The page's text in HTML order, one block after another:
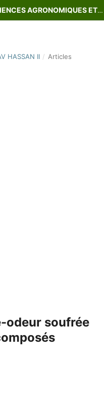
REVUE MAROCAINE DES SCIENCES AGRONOMIQUES ET VÉTÉRINAIRES
HASSAN II / Articles
odeur soufrée